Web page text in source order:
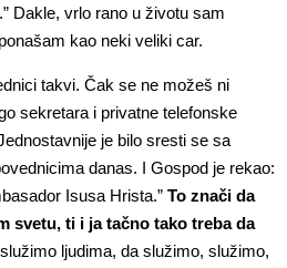
Dakle, vrlo rano u životu sam
kao neki veliki car.
takvi. Čak se ne možeš ni
sekretara i privatne telefonske
je bilo sresti se sa
danas. I Gospod je rekao:
Isusa Hrista.” To znači da
svetu, ti i ja tačno tako treba da
ljudima, da služimo, služimo,